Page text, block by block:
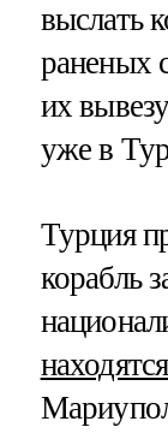
выслать
раненых
их
уже в
Турция
корабль